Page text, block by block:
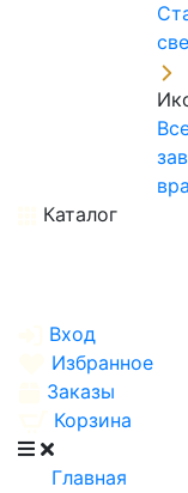
Каталог
Вход
Избранное
Заказы
Корзина
Главная